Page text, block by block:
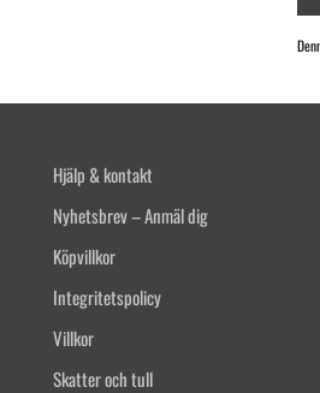
Hjälp & kontakt
Nyhetsbrev – Anmäl dig
Köpvillkor
Integritetspolicy
Villkor
Skatter och tull